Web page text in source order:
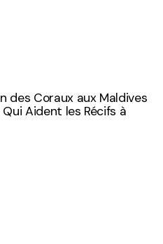
des Coraux aux Maldives
Qui Aident les Récifs à